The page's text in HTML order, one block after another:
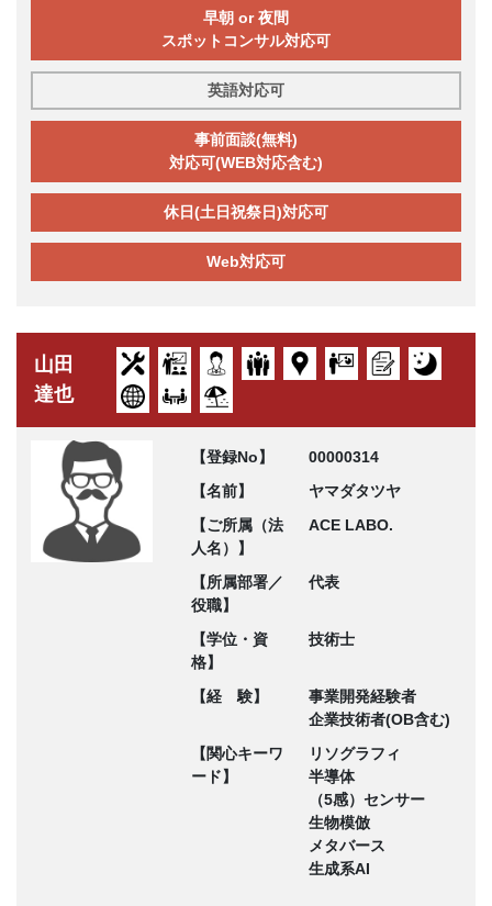
早朝 or 夜間
スポットコンサル対応可
英語対応可
事前面談(無料)
対応可(WEB対応含む)
休日(土日祝祭日)対応可
Web対応可
山田
達也
【登録No】
00000314
【名前】
ヤマダタツヤ
【ご所属（法
人名）】
ACE LABO.
【所属部署／
役職】
代表
【学位・資
格】
技術士
【経 験】
事業開発経験者
企業技術者(OB含む)
【関心キーワ
ード】
リソグラフィ
半導体
（5感）センサー
生物模倣
メタバース
生成系AI